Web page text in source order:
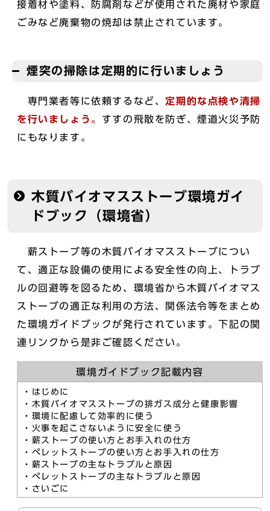
接着材や塗料、防腐剤などが使用された廃材や家庭
ごみなど廃棄物の焼却は禁止されています。
煙突の掃除は定期的に行いましょう
専門業者等に依頼するなど、定期的な点検や清掃
を行いましょう。 すすの飛散を防ぎ、煙道火災予防
にもなります。
木質バイオマスストーブ環境ガイ
ドブック（環境省）
薪ストーブ等の木質バイオマスストーブについ
て、適正な設備の使用による安全性の向上、トラブ
ルの回避等を図るため、環境省から木質バイオマス
ストーブの適正な利用の方法、関係法令等をまとめ
た環境ガイドブックが発行されています。下記の関
連リンクから是非ご確認ください。
環境ガイドブック記載内容
・はじめに
・木質バイオマスストーブの排ガス成分と健康影響
・環境に配慮して効率的に使う
・火事を起こさないように安全に使う
・薪ストーブの使い方とお手入れの仕方
・ペレットストーブの使い方とお手入れの仕方
・薪ストーブの主なトラブルと原因
・ペレットストーブの主なトラブルと原因
・さいごに